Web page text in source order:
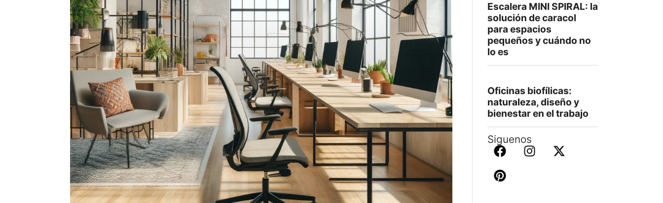
Escalera MINI SPIRAL: la
solución de caracol
para espacios
pequeños y cuándo no
lo es
Oficinas biofílicas:
naturaleza, diseño y
bienestar en el trabajo
Siguenos